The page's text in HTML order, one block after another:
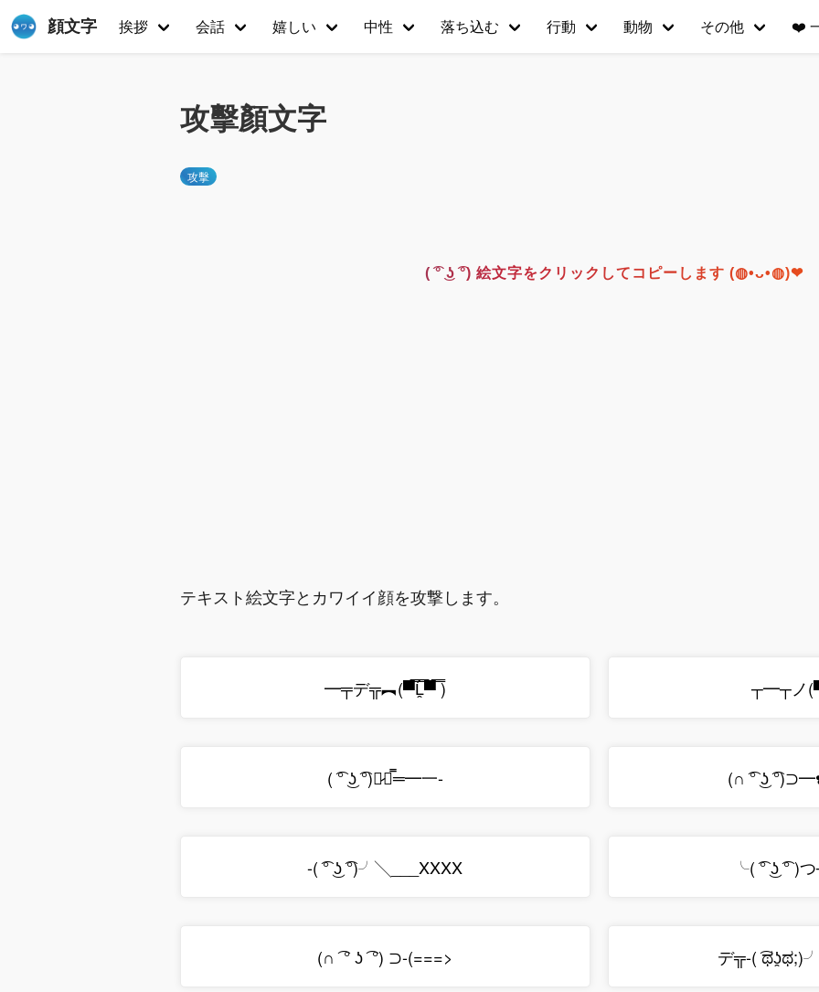
顔文字 挨拶 会話 嬉しい 中性 落ち込む 行動 動物 その他 ❤️
攻擊顏文字
攻擊
( ͡° ͜ʖ ͡°) 絵文字をクリックしてコピーします (◍•ᴗ•◍)❤
テキスト絵文字とカワイイ顔を攻撃します。
━╤デ╦︻(▀̿̿Ĺ̯̿̿▀̿ ̿) ┬━┬ノ
( ͡° ͜ʖ ͡°)︻̷┻̿═━一- (∩ ͡° ͜ʖ
-( ͡° ͜ʖ ͡°)╯╲___XXXX ╰( ͡° ͜ʖ ͡° )
(∩ ͡ ° ʖ ͡ °) ⊃-(===> デ╦-(